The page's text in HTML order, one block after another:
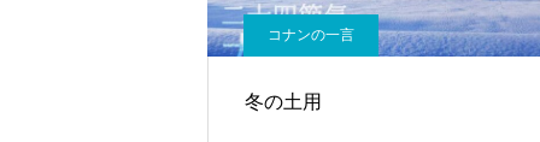
コナンの一言
冬の土用